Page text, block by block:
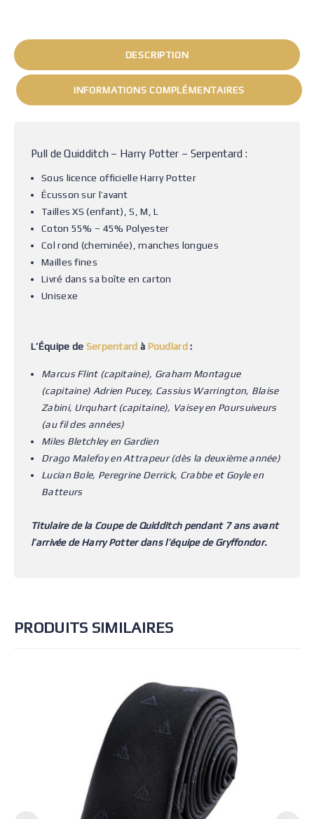
DESCRIPTION
INFORMATIONS COMPLÉMENTAIRES
Pull de Quidditch – Harry Potter – Serpentard :
Sous licence officielle Harry Potter
Écusson sur l’avant
Tailles XS (enfant), S, M, L
Coton 55% – 45% Polyester
Col rond (cheminée), manches longues
Mailles fines
Livré dans sa boîte en carton
Unisexe
L’Équipe de Serpentard à Poudlard:
Marcus Flint (capitaine), Graham Montague
(capitaine) Adrien Pucey, Cassius Warrington, Blaise
Zabini, Urquhart (capitaine), Vaisey en Poursuiveurs
(au fil des années)
Miles Bletchley en Gardien
Drago Malefoy en Attrapeur (dès la deuxième année)
Lucian Bole, Peregrine Derrick, Crabbe et Goyle en
Batteurs
Titulaire de la Coupe de Quidditch pendant 7 ans avant
l’arrivée de Harry Potter dans l’équipe de Gryffondor.
PRODUITS SIMILAIRES